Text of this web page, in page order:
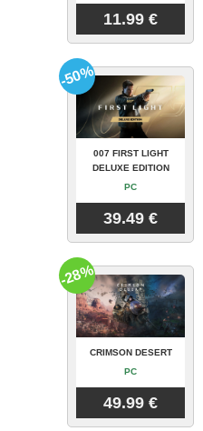
11.99 €
007 FIRST LIGHT
DELUXE EDITION
PC
39.49 €
-50%
CRIMSON DESERT
PC
49.99 €
-28%